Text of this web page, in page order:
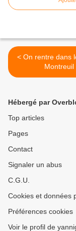
< On rentre dans le bain à
Montreuil
Hébergé par
Top articles
Pages
Contact
Signaler un abus
C.G.U.
Cookies et données
Préférences cookies
Voir le profil de